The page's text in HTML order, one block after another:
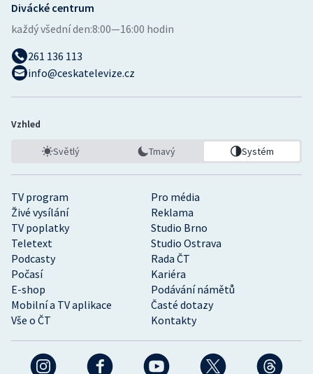
TV program
Pro média
Živé vysílání
Reklama
TV poplatky
Studio Brno
Teletext
Studio Ostrava
Podcasty
Rada ČT
Počasí
Kariéra
E-shop
Podávání námětů
Mobilní a TV aplikace
Časté dotazy
Vše o ČT
Kontakty
Divácké centrum
každý všední den:8:00—16:00 hodin
261 136 113
info@ceskatelevize.cz
Vzhled
Světlý Tmavý Systém